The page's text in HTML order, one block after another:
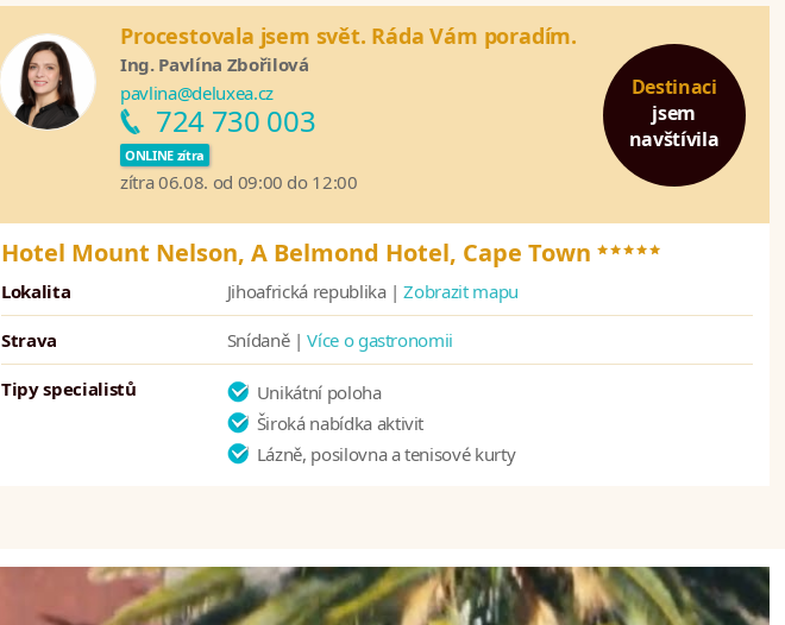
Destinaci
jsem
navštívila
Procestovala jsem svět. Ráda Vám poradím.
Ing. Pavlína Zbořilová
pavlina@deluxea.cz
724 730 003
ONLINE zítra
zítra 06.08. od 09:00 do 12:00
Hotel Mount Nelson, A Belmond Hotel, Cape Town*****
Lokalita Jihoafrická republika |Zobrazit mapu
Strava Snídaně |Více o gastronomii
Tipy specialistů
Unikátní poloha
Široká nabídka aktivit
Lázně, posilovna a tenisové kurty